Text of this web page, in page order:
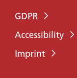
GDPR
Accessibility
Imprint